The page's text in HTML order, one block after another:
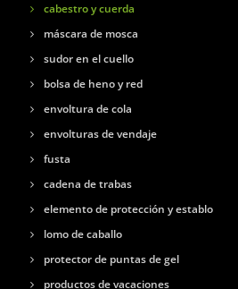
cabestro y cuerda
máscara de mosca
sudor en el cuello
bolsa de heno y red
envoltura de cola
envolturas de vendaje
fusta
cadena de trabas
elemento de protección y establo
lomo de caballo
protector de puntas de gel
productos de vacaciones